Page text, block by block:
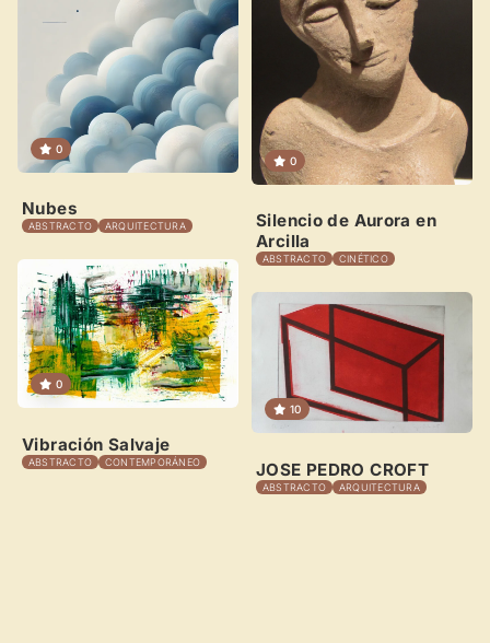
0
Nubes
ABSTRACTO ARQUITECTURA
0
Vibración Salvaje
ABSTRACTO CONTEMPORÁNEO
0
Silencio de Aurora en
Arcilla
ABSTRACTO CINÉTICO
10
JOSE PEDRO CROFT
ABSTRACTO ARQUITECTURA
Recibe y responde mensajes
Sigue las visitas de tus obras
Crear cuenta y abrir mi Panel Explorar obras